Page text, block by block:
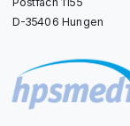
D-35406 Hungen